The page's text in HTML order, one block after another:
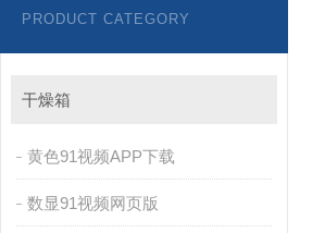
PRODUCT CATEGORY
干燥箱
黄色91视频APP下载
数显91视频网页版